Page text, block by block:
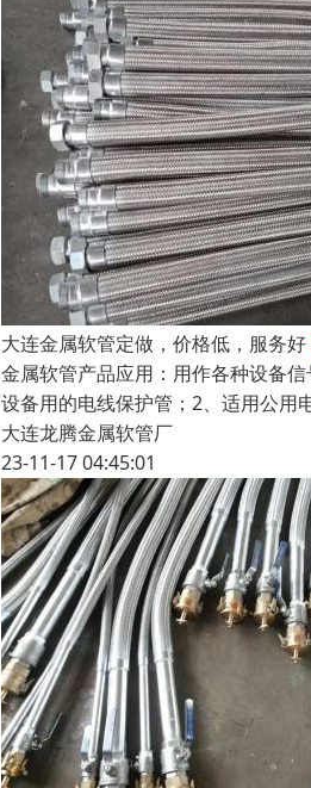
大连金属软管定做，价格低，服务好
金属软管产品应用：用作各种设备
设备用的电线保护管；2、适用公用
大连龙腾金属软管厂
23-11-17 04:45:01